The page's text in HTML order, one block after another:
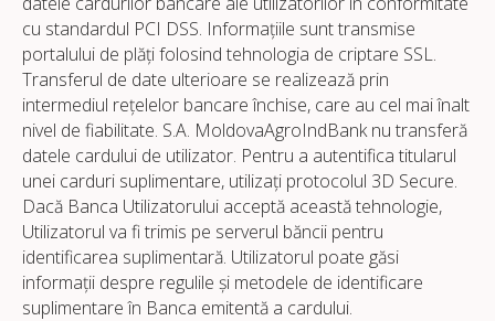
cu standardul PCI DSS. Informațiile sunt transmise
portalului de plăți folosind tehnologia de criptare SSL.
Transferul de date ulterioare se realizează prin
intermediul rețelelor bancare închise, care au cel mai înalt
nivel de fiabilitate. S.A. MoldovaAgroIndBank nu transferă
datele cardului de utilizator. Pentru a autentifica titularul
unei carduri suplimentare, utilizați protocolul 3D Secure.
Dacă Banca Utilizatorului acceptă această tehnologie,
Utilizatorul va fi trimis pe serverul băncii pentru
identificarea suplimentară. Utilizatorul poate găsi
informații despre regulile și metodele de identificare
suplimentare în Banca emitentă a cardului.